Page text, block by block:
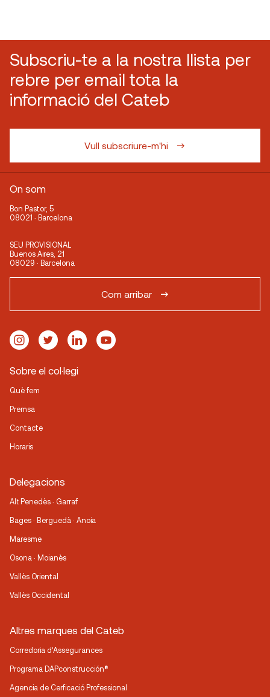
Subscriu-te a la nostra llista per
rebre per email tota la
informació del Cateb
Vull subscriure-m'hi
On som
Bon Pastor, 5
08021 · Barcelona
SEU PROVISIONAL
Buenos Aires, 21
08029 · Barcelona
Com arribar
Sobre el col·legi
Què fem
Premsa
Contacte
Horaris
Delegacions
Alt Penedès · Garraf
Bages · Berguedà · Anoia
Maresme
Osona · Moianès
Vallès Oriental
Vallès Occidental
Altres marques del Cateb
Corredoria d’Assegurances
Programa DAPconstrucción®
Agencia de Cerficació Professional